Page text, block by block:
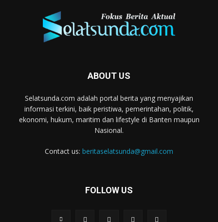
ABOUT US
Selatsunda.com adalah portal berita yang menyajikan
informasi terkini, baik peristiwa, pemerintahan, politik,
ekonomi, hukum, maritim dan lifestyle di Banten maupun
Nasional.
Contact us: beritaselatsunda@gmail.com
FOLLOW US